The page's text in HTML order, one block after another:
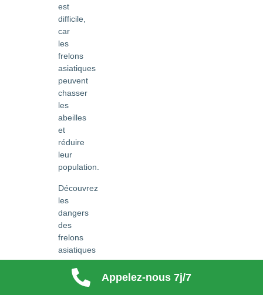
Appelez-nous 7j/7
est
difficile,
car
les
frelons
asiatiques
peuvent
chasser
les
abeilles
et
réduire
leur
population.
Découvrez
les
dangers
des
frelons
asiatiques
pour
l'homme,
comment